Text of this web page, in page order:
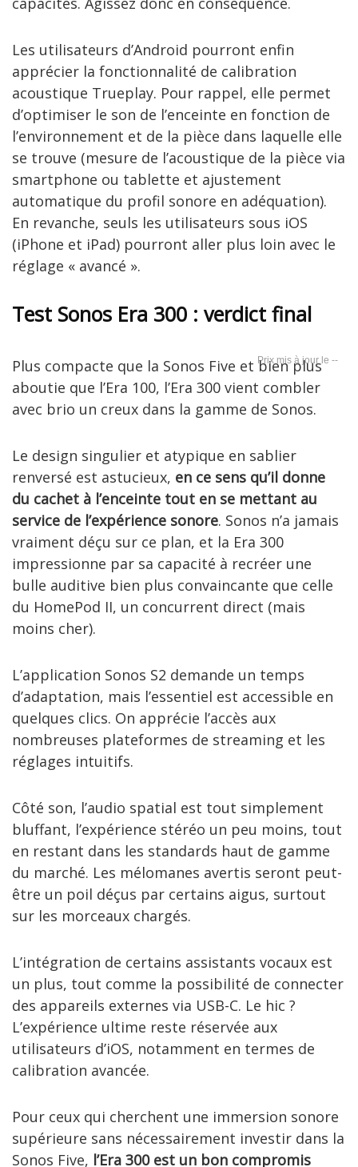
Les utilisateurs d’Android pourront enfin
apprécier la fonctionnalité de calibration
acoustique Trueplay. Pour rappel, elle permet
d’optimiser le son de l’enceinte en fonction de
l’environnement et de la pièce dans laquelle elle
se trouve (mesure de l’acoustique de la pièce via
smartphone ou tablette et ajustement
automatique du profil sonore en adéquation).
En revanche, seuls les utilisateurs sous iOS
(iPhone et iPad) pourront aller plus loin avec le
réglage « avancé ».
Test Sonos Era 300 : verdict final
--
Plus compacte que la Sonos Five et bien plus
aboutie que l’Era 100, l’Era 300 vient combler
avec brio un creux dans la gamme de Sonos.
Le design singulier et atypique en sablier
renversé est astucieux, en ce sens qu’il donne
du cachet à l’enceinte tout en se mettant au
service de l’expérience sonore. Sonos n’a jamais
vraiment déçu sur ce plan, et la Era 300
impressionne par sa capacité à recréer une
bulle auditive bien plus convaincante que celle
du HomePod II, un concurrent direct (mais
moins cher).
L’application Sonos S2 demande un temps
d’adaptation, mais l’essentiel est accessible en
quelques clics. On apprécie l’accès aux
nombreuses plateformes de streaming et les
réglages intuitifs.
Côté son, l’audio spatial est tout simplement
bluffant, l’expérience stéréo un peu moins, tout
en restant dans les standards haut de gamme
du marché. Les mélomanes avertis seront peut-
être un poil déçus par certains aigus, surtout
sur les morceaux chargés.
L’intégration de certains assistants vocaux est
un plus, tout comme la possibilité de connecter
des appareils externes via USB-C. Le hic ?
L’expérience ultime reste réservée aux
utilisateurs d’iOS, notamment en termes de
calibration avancée.
Pour ceux qui cherchent une immersion sonore
supérieure sans nécessairement investir dans la
Sonos Five, l’Era 300 est un bon compromis